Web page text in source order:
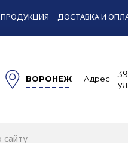
ПРОДУКЦИЯ ДОСТАВКА И
ВОРОНЕЖ Адрес: